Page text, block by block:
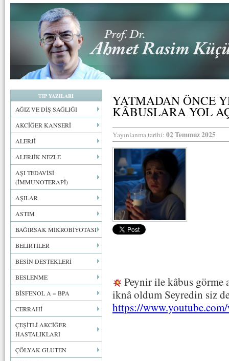
TIP YAZILARI
AĞIZ VE DİŞ SAĞLIĞI
AKCİĞER KANSERİ
ALERJİ
ALERJİK NEZLE
AŞI TEDAVİSİ
(İMMUNOTERAPİ)
AŞILAR
ASTIM
BAĞIRSAK MİKROBİYOTASI
BELİRTİLER
BESİN DESTEKLERİ
BESLENME
BİSFENOL A = BPA
CERRAHİ
ÇEŞİTLİ AKCİĞER
HASTALIKLARI
ÇÖLYAK GLUTEN
YATMADAN ÖNCE
KÂBUSLARA YOL
Yayınlanma tarihi: 02 Temmuz 2025
Peynir ile kâbus görme
iknâ oldum Seyredin siz
https://